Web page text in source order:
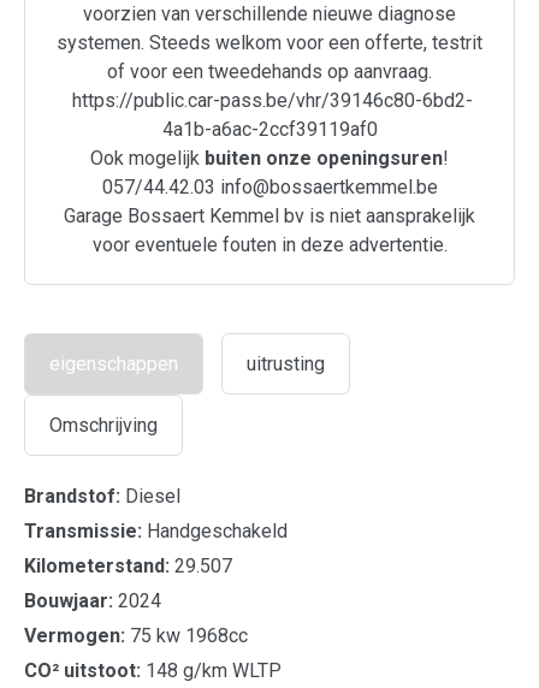
voorzien van verschillende nieuwe diagnose
systemen. Steeds welkom voor een offerte, testrit
of voor een tweedehands op aanvraag.
https://public.car-pass.be/vhr/39146c80-6bd2-
4a1b-a6ac-2ccf39119af0
Ook mogelijk buiten onze openingsuren!
057/44.42.03 info@bossaertkemmel.be
Garage Bossaert Kemmel bv is niet aansprakelijk
voor eventuele fouten in deze advertentie.
eigenschappen uitrusting
Omschrijving
Brandstof: Diesel
Transmissie: Handgeschakeld
Kilometerstand: 29.507
Bouwjaar: 2024
Vermogen: 75 kw 1968cc
CO² uitstoot: 148 g/km WLTP